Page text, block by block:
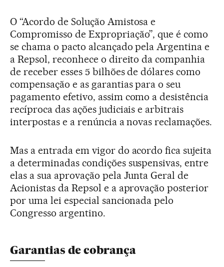
O “Acordo de Solução Amistosa e
Compromisso de Expropriação”, que é como
se chama o pacto alcançado pela Argentina e
a Repsol, reconhece o direito da companhia
de receber esses 5 bilhões de dólares como
compensação e as garantias para o seu
pagamento efetivo, assim como a desistência
recíproca das ações judiciais e arbitrais
interpostas e a renúncia a novas reclamações.
Mas a entrada em vigor do acordo fica sujeita
a determinadas condições suspensivas, entre
elas a sua aprovação pela Junta Geral de
Acionistas da Repsol e a aprovação posterior
por uma lei especial sancionada pelo
Congresso argentino.
Garantias de cobrança